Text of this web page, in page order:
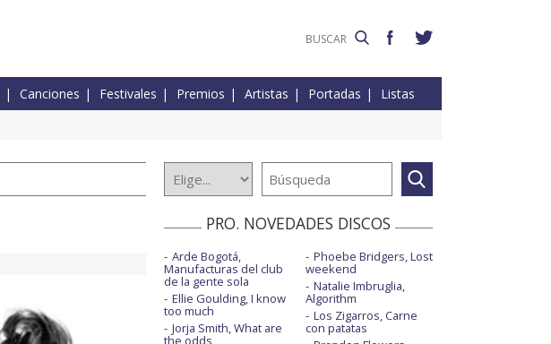
Canciones Festivales Premios Artistas Portadas Listas
PRO. NOVEDADES DISCOS
Arde Bogotá,
Manufacturas del club
de la gente sola
Ellie Goulding, I know
too much
Jorja Smith, What are
the odds
Phoebe Bridgers, Lost
weekend
Natalie Imbruglia,
Algorithm
Los Zigarros, Carne
con patatas